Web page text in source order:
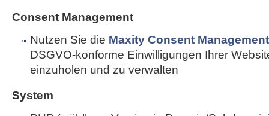
Consent Management
Nutzen Sie die Maxity Consent
DSGVO-konforme Einwilligungen Ihrer
einzuholen und zu verwalten
System